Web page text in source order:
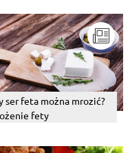
ser feta można mrozić?
fety